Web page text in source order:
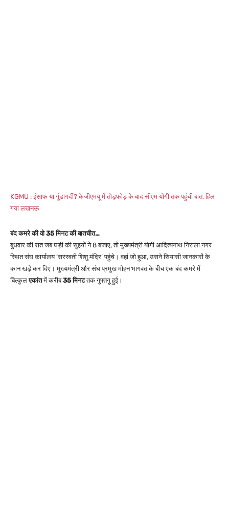
KGMU : इंसाफ या गुंडागर्दी? केजीएमयू में तोड़फोड़ के बाद सीएम योगी तक पहुंची बात, हिल
गया लखनऊ
बंद कमरे की वो 35 मिनट की बातचीत…
बुधवार की रात जब घड़ी की सुइयों ने 8 बजाए, तो मुख्यमंत्री योगी आदित्यनाथ निराला नगर
स्थित संघ कार्यालय ‘सरस्वती शिशु मंदिर’ पहुंचे। वहां जो हुआ, उसने सियासी जानकारों के
कान खड़े कर दिए। मुख्यमंत्री और संघ प्रमुख मोहन भागवत के बीच एक बंद कमरे में
बिल्कुलएकांतमें करीब35 मिनटतक गुफ्तगू हुई।